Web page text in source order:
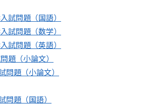
試問題（国語）
試問題（数学）
試問題（英語）
題（小論文）
問題（小論文）
問題（国語）